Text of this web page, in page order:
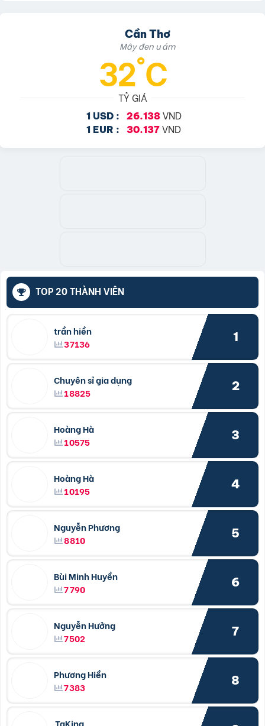
Cần Thơ
Mây đen u ám
32°C
TỶ GIÁ
1 USD : 26.138VND
1 EUR : 30.137 VND
TOP 20 THÀNH VIÊN
trần hiền
37136
1
Chuyên sỉ gia dụng
18825
2
Hoàng Hà
10575
3
Hoàng Hà
10195
4
Nguyễn Phương
8810
5
Bùi Minh Huyền
7790
6
Nguyễn Hưởng
7502
7
Phương Hiền
7383
8
TaKing